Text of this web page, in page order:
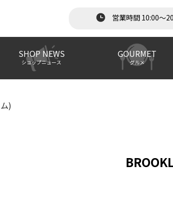
営業時間 10:00～
SHOP NEWS
ショップニュース
GOURMET
グルメ
)